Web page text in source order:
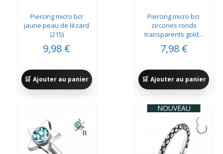
Piercing micro bcr
jaune peau de lézard
(215)
9,98 €
Ajouter au panier
Piercing micro bcr
zircones ronds
transparents gold...
7,98 €
Ajouter au panier
NOUVEAU